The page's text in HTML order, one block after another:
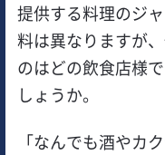
提供する料理のジ
料は異なりますが
のはどの飲食店様
しょうか。
「なんでも酒やカ